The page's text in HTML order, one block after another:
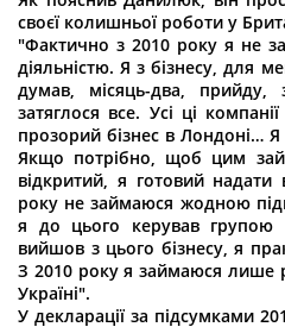
своєї колишньої роботи у
"Фактично з 2010 року я не
діяльністю. Я з бізнесу, для
думав, місяць-два,
затяглося все. Усі ці
прозорий бізнес в Лондоні… Я
Якщо потрібно, щоб цим
відкритий, я готовий
року не займаюся жодною
я до цього керував групою
вийшов з цього бізнесу, я
З 2010 року я займаюся
Україні".
У декларації за підсумками